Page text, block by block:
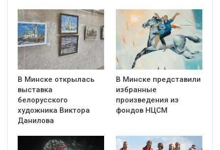
В Минске открылась
выставка
белорусского
художника Виктора
Данилова
В Минске представили
избранные
произведения из
фондов НЦСМ